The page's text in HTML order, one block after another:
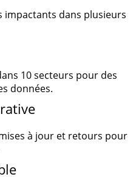
dans plusieurs
10 secteurs pour des
données.
à jour et retours pour